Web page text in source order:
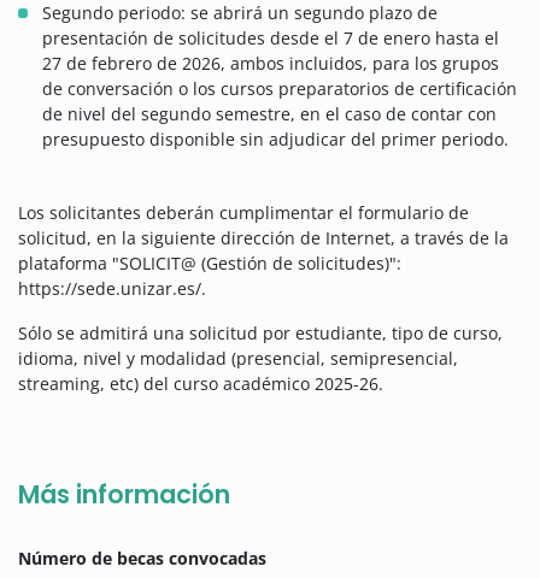
Segundo periodo: se abrirá un segundo plazo de
presentación de solicitudes desde el 7 de enero hasta el
27 de febrero de 2026, ambos incluidos, para los grupos
de conversación o los cursos preparatorios de certificación
de nivel del segundo semestre, en el caso de contar con
presupuesto disponible sin adjudicar del primer periodo.
Los solicitantes deberán cumplimentar el formulario de
solicitud, en la siguiente dirección de Internet, a través de la
plataforma "SOLICIT@ (Gestión de solicitudes)":
https://sede.unizar.es/.
Sólo se admitirá una solicitud por estudiante, tipo de curso,
idioma, nivel y modalidad (presencial, semipresencial,
streaming, etc) del curso académico 2025-26.
Más información
Número de becas convocadas